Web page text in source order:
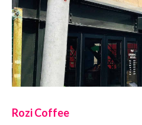
Rozi Coffee